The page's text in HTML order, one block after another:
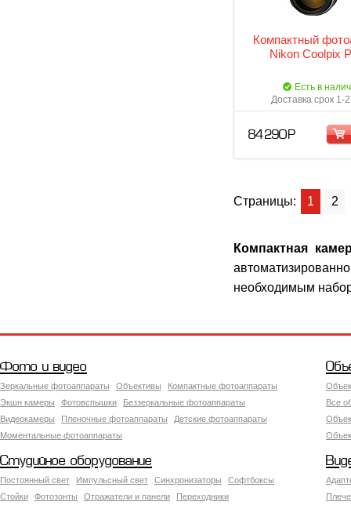
Компактный
Nikon Coolpix
Есть в
Доставка срок 1-
84 290 Р
Страницы: 1 2
Компактная
необходимым
Фото и видео
Зеркальные фотоаппараты Объективы
Компактные фотоаппараты
Экшн камеры
Фотовспышки
Беззеркальные фотоаппараты
Видеокамеры
Пленочные фотоаппараты
Детские фотоаппараты
Моментальные фотоаппараты
Все
Студийное оборудование
Постоянный свет Импульсный свет Синхронизаторы
Софтбоксы
Стойки
Фотозонты Отражатели и панели
Переходники